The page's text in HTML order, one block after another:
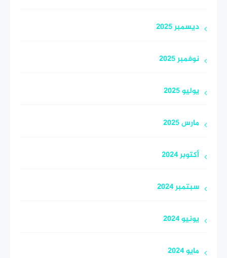
ديسمبر 2025
نوفمبر 2025
يوليو 2025
مارس 2025
أكتوبر 2024
سبتمبر 2024
يونيو 2024
مايو 2024